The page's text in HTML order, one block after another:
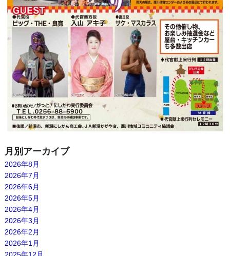
月別アーカイブ
2026年8月
2026年7月
2026年6月
2026年5月
2026年4月
2026年3月
2026年2月
2026年1月